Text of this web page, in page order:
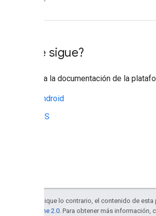
¿Qué sigue?
Consulta la documentación de la
Android
iOS
Salvo que se indique lo contrario, el contenido de
licencia Apache 2.0. Para obtener más información,